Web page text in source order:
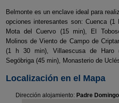
Belmonte es un enclave ideal para
opciones interesantes son: Cuenca
Mota del Cuervo (15 min), El
Molinos de Viento de Campo de
(1 h 30 min), Villaescusa de Haro
Segóbriga (45 min), Monasterio de
Localización en el Mapa
Dirección alojamiento: Padre